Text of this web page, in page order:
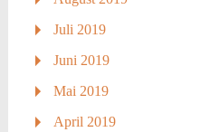
Juli 2019
Juni 2019
Mai 2019
April 2019